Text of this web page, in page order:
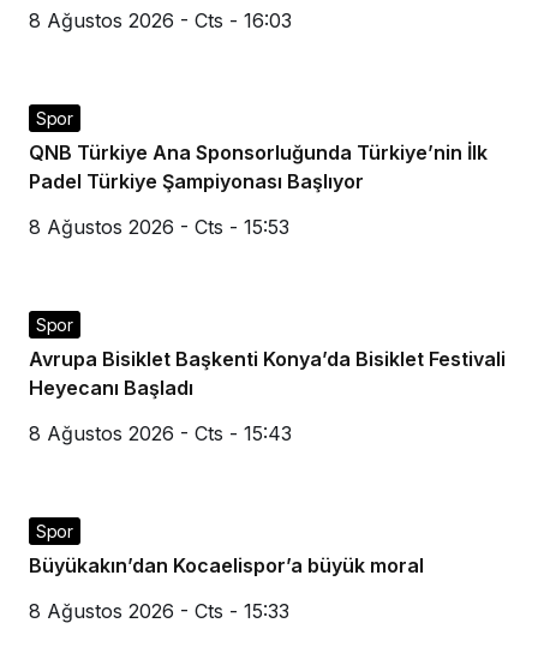
8 Ağustos 2026 - Cts - 16:03
Spor
QNB Türkiye Ana Sponsorluğunda Türkiye’nin İlk
Padel Türkiye Şampiyonası Başlıyor
8 Ağustos 2026 - Cts - 15:53
Spor
Avrupa Bisiklet Başkenti Konya’da Bisiklet Festivali
Heyecanı Başladı
8 Ağustos 2026 - Cts - 15:43
Spor
Büyükakın’dan Kocaelispor’a büyük moral
8 Ağustos 2026 - Cts - 15:33